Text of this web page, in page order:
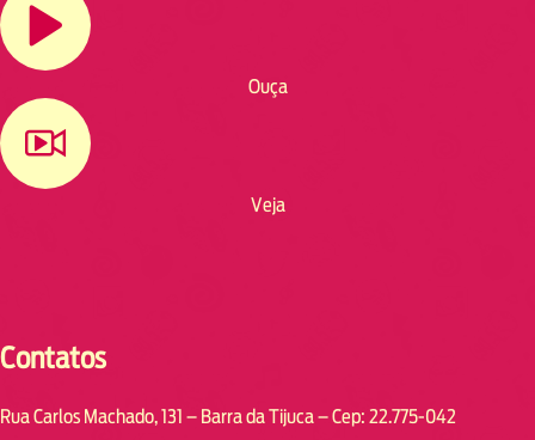
Ouça
Veja
Contatos
Rua Carlos Machado, 131 – Barra da Tijuca – Cep: 22.775-042